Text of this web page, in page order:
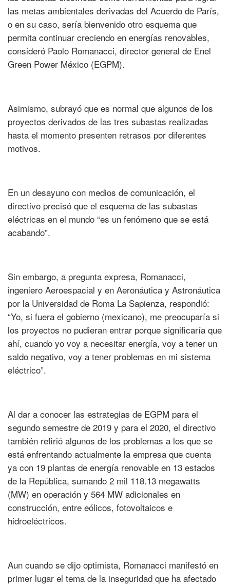
las metas ambientales derivadas del Acuerdo de París,
o en su caso, sería bienvenido otro esquema que
permita continuar creciendo en energías renovables,
consideró Paolo Romanacci, director general de Enel
Green Power México (EGPM).
Asimismo, subrayó que es normal que algunos de los
proyectos derivados de las tres subastas realizadas
hasta el momento presenten retrasos por diferentes
motivos.
En un desayuno con medios de comunicación, el
directivo precisó que el esquema de las subastas
eléctricas en el mundo “es un fenómeno que se está
acabando”.
Sin embargo, a pregunta expresa, Romanacci,
ingeniero Aeroespacial y en Aeronáutica y Astronáutica
por la Universidad de Roma La Sapienza, respondió:
“Yo, si fuera el gobierno (mexicano), me preocuparía si
los proyectos no pudieran entrar porque significaría que
ahí, cuando yo voy a necesitar energía, voy a tener un
saldo negativo, voy a tener problemas en mi sistema
eléctrico”.
Al dar a conocer las estrategias de EGPM para el
segundo semestre de 2019 y para el 2020, el directivo
también refirió algunos de los problemas a los que se
está enfrentando actualmente la empresa que cuenta
ya con 19 plantas de energía renovable en 13 estados
de la República, sumando 2 mil 118.13 megawatts
(MW) en operación y 564 MW adicionales en
construcción, entre eólicos, fotovoltaicos e
hidroeléctricos.
Aun cuando se dijo optimista, Romanacci manifestó en
primer lugar el tema de la inseguridad que ha afectado